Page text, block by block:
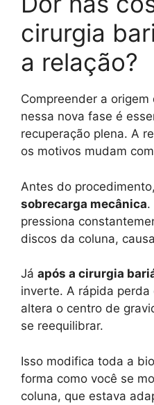
cirurgia
a relação?
Compreender a
nessa nova fase é
recuperação plena. A
os motivos mudam
Antes do
sobrecarga mecânica.
pressiona
discos da coluna,
Já após a cirurgia
inverte. A rápida perda
altera o centro de
se reequilibrar.
Isso modifica toda a
forma como você se
coluna, que estava